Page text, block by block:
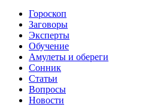
Гороскоп
Заговоры
Эксперты
Обучение
Амулеты и обереги
Сонник
Статьи
Вопросы
Новости